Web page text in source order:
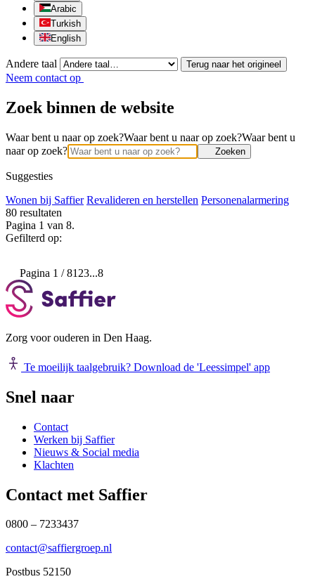
Arabic
Turkish
English
Andere taal Terug naar het origineel
Neem contact op
Zoek binnen de website
Waar bent u naar op zoek?Waar bent u naar op zoek?Waar bent u
naar op zoek?
Zoeken
Suggesties
Wonen bij Saffier Revalideren en herstellen Personenalarmering
80 resultaten
Pagina 1 van 8.
Gefilterd op:
Pagina 1 / 81 23...8
Zorg voor ouderen in Den Haag.
Te moeilijk taalgebruik? Download de 'Leessimpel' app
Snel naar
Contact
Werken bij Saffier
Nieuws & Social media
Klachten
Contact met Saffier
0800 – 7233437
contact@saffiergroep.nl
Postbus 52150